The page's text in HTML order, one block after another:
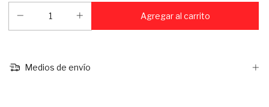
Medios de envío